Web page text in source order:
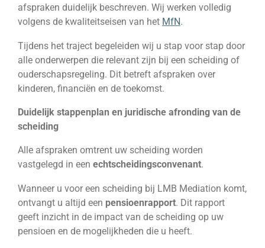
afspraken duidelijk beschreven. Wij werken volledig
volgens de kwaliteitseisen van het MfN.
Tijdens het traject begeleiden wij u stap voor stap door
alle onderwerpen die relevant zijn bij een scheiding of
ouderschapsregeling. Dit betreft afspraken over
kinderen, financiën en de toekomst.
Duidelijk stappenplan en juridische afronding van de
scheiding
Alle afspraken omtrent uw scheiding worden
vastgelegd in een echtscheidingsconvenant.
Wanneer u voor een scheiding bij LMB Mediation komt,
ontvangt u altijd een pensioenrapport. Dit rapport
geeft inzicht in de impact van de scheiding op uw
pensioen en de mogelijkheden die u heeft.